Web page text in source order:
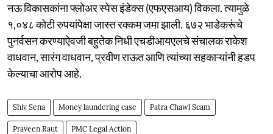
नऊ विकासकांना फ्लोअर स्पेस इंडेक्स (एफएसआय) विकला. त्यामुळे
१,०४८ कोटी रुपयांपेक्षा जास्त रक्कम जमा झाली. ६७२ भाडेकरूंचे
पुनर्वसन करण्याऐवजी बहुतेक निधी एचडीआयएलचे संचालक राकेश
वाधवान, सारंग वाधवान, प्रवीण राऊत आणि त्यांच्या सहकाऱ्यांनी हडप
केल्याचा आरोप आहे.
Shiv Sena Money laundering case Patra Chawl Scam
Praveen Raut PMC Legal Action